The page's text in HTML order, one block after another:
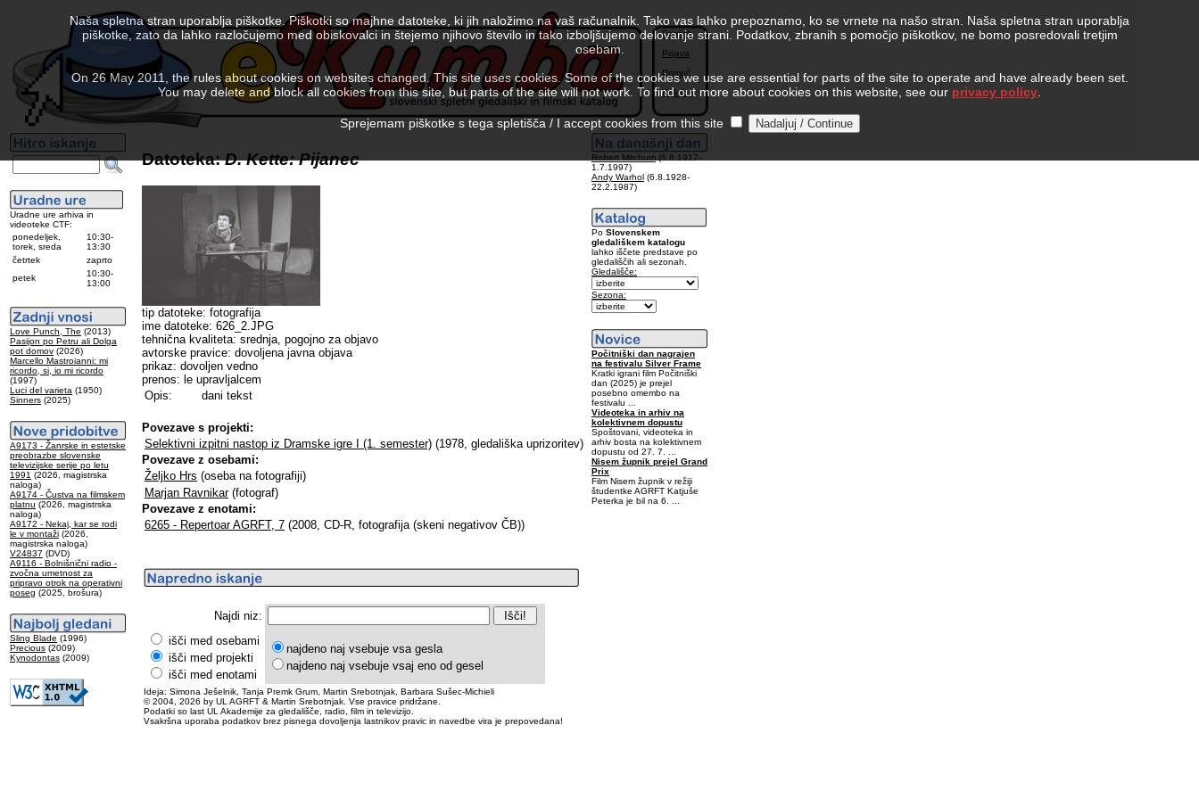
English
Prijava
Pomoč
Kolofon
Uradne ure arhiva in
videoteke CTF:
ponedeljek,
torek, sreda
10:30-
13:30
četrtek
zaprto
petek
10:30-
13:00
Love Punch, The (2013)
Pasijon po Petru ali Dolga
pot domov (2026)
Marcello Mastroianni: mi
ricordo, si, io mi ricordo
(1997)
Luci del varieta (1950)
Sinners (2025)
A9173 - Žanrske in estetske
preobrazbe slovenske
televizijske serije po letu
1991 (2026, magistrska
naloga)
A9174 - Čustva na filmskem
platnu (2026, magistrska
naloga)
A9172 - Nekaj, kar se rodi
le v montaži (2026,
magistrska naloga)
V24837 (DVD)
A9116 - Bolnišnični radio -
zvočna umetnost za
pripravo otrok na operativni
poseg (2025, brošura)
Sling Blade (1996)
Precious (2009)
Kynodontas (2009)
Datoteka:D. Kette: Pijanec
tip datoteke: fotografija
ime datoteke: 626_2.JPG
tehnična kvaliteta: srednja, pogojno za objavo
avtorske pravice: dovoljena javna objava
prikaz: dovoljen vedno
prenos: le upravljalcem
Opis:
dani tekst
Povezave s projekti:
Selektivni izpitni nastop iz Dramske igre I (1. semester) (1978, gledališka uprizoritev)
Povezave z osebami:
Željko Hrs (oseba na fotografiji)
Marjan Ravnikar(fotograf)
Povezave z enotami:
6265 - Repertoar AGRFT, 7 (2008, CD-R, fotografija (skeni negativov ČB))
Najdi niz:
išči med osebami
išči med projekti
išči med enotami
najdeno naj vsebuje vsa gesla
najdeno naj vsebuje vsaj eno od gesel
Ideja: Simona Ješelnik, Tanja Premk Grum, Martin Srebotnjak, Barbara Sušec-Michieli
© 2004, 2026 by UL AGRFT & Martin Srebotnjak. Vse pravice pridržane.
Podatki so last UL Akademije za gledališče, radio, film in televizijo.
Vsakršna uporaba podatkov brez pisnega dovoljenja lastnikov pravic in navedbe vira je prepovedana!
Robert Mitchum (6.8.1917-
1.7.1997)
Andy Warhol (6.8.1928-
22.2.1987)
Po Slovenskem
gledališkem katalogu
lahko iščete predstave po
gledališčih ali sezonah.
Gledališče:
Sezona:
Počitniški dan nagrajen
na festivalu Silver Frame
Kratki igrani film Počitniški
dan (2025) je prejel
posebno omembo na
festivalu ...
Videoteka in arhiv na
kolektivnem dopustu
Spoštovani, videoteka in
arhiv bosta na kolektivnem
dopustu od 27. 7. ...
Nisem župnik prejel Grand
Prix
Film Nisem župnik v režiji
študentke AGRFT Katjuše
Peterka je bil na 6. ...
Naša spletna stran uporablja piškotke. Piškotki so majhne datoteke, ki jih naložimo na vaš računalnik. Tako vas lahko prepoznamo, ko se vrnete na našo stran. Naša spletna stran uporablja
piškotke, zato da lahko razločujemo med obiskovalci in štejemo njihovo število in tako izboljšujemo delovanje strani. Podatkov, zbranih s pomočjo piškotkov, ne bomo posredovali tretjim
osebam.
On 26 May 2011, the rules about cookies on websites changed. This site uses cookies. Some of the cookies we use are essential for parts of the site to operate and have already been set.
You may delete and block all cookies from this site, but parts of the site will not work. To find out more about cookies on this website, see our privacy policy
Sprejemam piškotke s tega spletišča / I accept cookies from this site